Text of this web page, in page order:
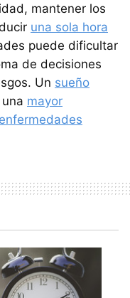
mantener los
una sola hora
puede dificultar
de decisiones
Un sueño
mayor